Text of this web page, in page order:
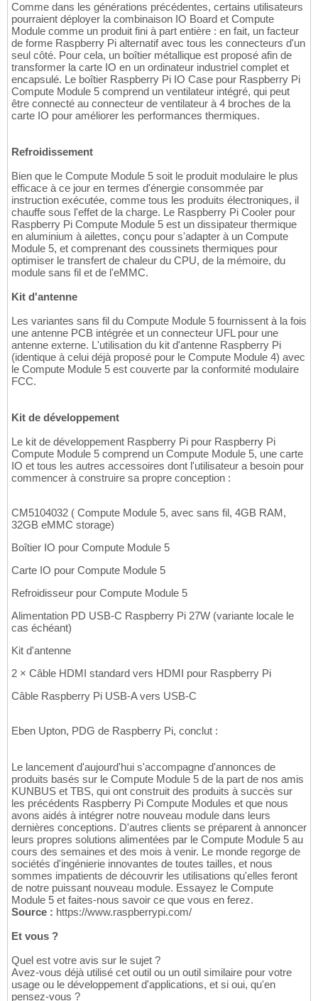
Comme dans les générations précédentes, certains utilisateurs
pourraient déployer la combinaison IO Board et Compute
Module comme un produit fini à part entière : en fait, un facteur
de forme Raspberry Pi alternatif avec tous les connecteurs d'un
seul côté. Pour cela, un boîtier métallique est proposé afin de
transformer la carte IO en un ordinateur industriel complet et
encapsulé. Le boîtier Raspberry Pi IO Case pour Raspberry Pi
Compute Module 5 comprend un ventilateur intégré, qui peut
être connecté au connecteur de ventilateur à 4 broches de la
carte IO pour améliorer les performances thermiques.
Refroidissement
Bien que le Compute Module 5 soit le produit modulaire le plus
efficace à ce jour en termes d'énergie consommée par
instruction exécutée, comme tous les produits électroniques, il
chauffe sous l'effet de la charge. Le Raspberry Pi Cooler pour
Raspberry Pi Compute Module 5 est un dissipateur thermique
en aluminium à ailettes, conçu pour s'adapter à un Compute
Module 5, et comprenant des coussinets thermiques pour
optimiser le transfert de chaleur du CPU, de la mémoire, du
module sans fil et de l'eMMC.
Kit d'antenne
Les variantes sans fil du Compute Module 5 fournissent à la fois
une antenne PCB intégrée et un connecteur UFL pour une
antenne externe. L'utilisation du kit d'antenne Raspberry Pi
(identique à celui déjà proposé pour le Compute Module 4) avec
le Compute Module 5 est couverte par la conformité modulaire
FCC.
Kit de développement
Le kit de développement Raspberry Pi pour Raspberry Pi
Compute Module 5 comprend un Compute Module 5, une carte
IO et tous les autres accessoires dont l'utilisateur a besoin pour
commencer à construire sa propre conception :
CM5104032 ( Compute Module 5, avec sans fil, 4GB RAM,
32GB eMMC storage)
Boîtier IO pour Compute Module 5
Carte IO pour Compute Module 5
Refroidisseur pour Compute Module 5
Alimentation PD USB-C Raspberry Pi 27W (variante locale le
cas échéant)
Kit d'antenne
2 × Câble HDMI standard vers HDMI pour Raspberry Pi
Câble Raspberry Pi USB-A vers USB-C
Eben Upton, PDG de Raspberry Pi, conclut :
Le lancement d'aujourd'hui s'accompagne d'annonces de
produits basés sur le Compute Module 5 de la part de nos amis
KUNBUS et TBS, qui ont construit des produits à succès sur
les précédents Raspberry Pi Compute Modules et que nous
avons aidés à intégrer notre nouveau module dans leurs
dernières conceptions. D'autres clients se préparent à annoncer
leurs propres solutions alimentées par le Compute Module 5 au
cours des semaines et des mois à venir. Le monde regorge de
sociétés d'ingénierie innovantes de toutes tailles, et nous
sommes impatients de découvrir les utilisations qu'elles feront
de notre puissant nouveau module. Essayez le Compute
Module 5 et faites-nous savoir ce que vous en ferez.
Source : https://www.raspberrypi.com/
Et vous ?
Quel est votre avis sur le sujet ?
Avez-vous déjà utilisé cet outil ou un outil similaire pour votre
usage ou le développement d'applications, et si oui, qu'en
pensez-vous ?